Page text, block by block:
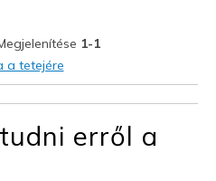
1-1
a tetejére
erről a